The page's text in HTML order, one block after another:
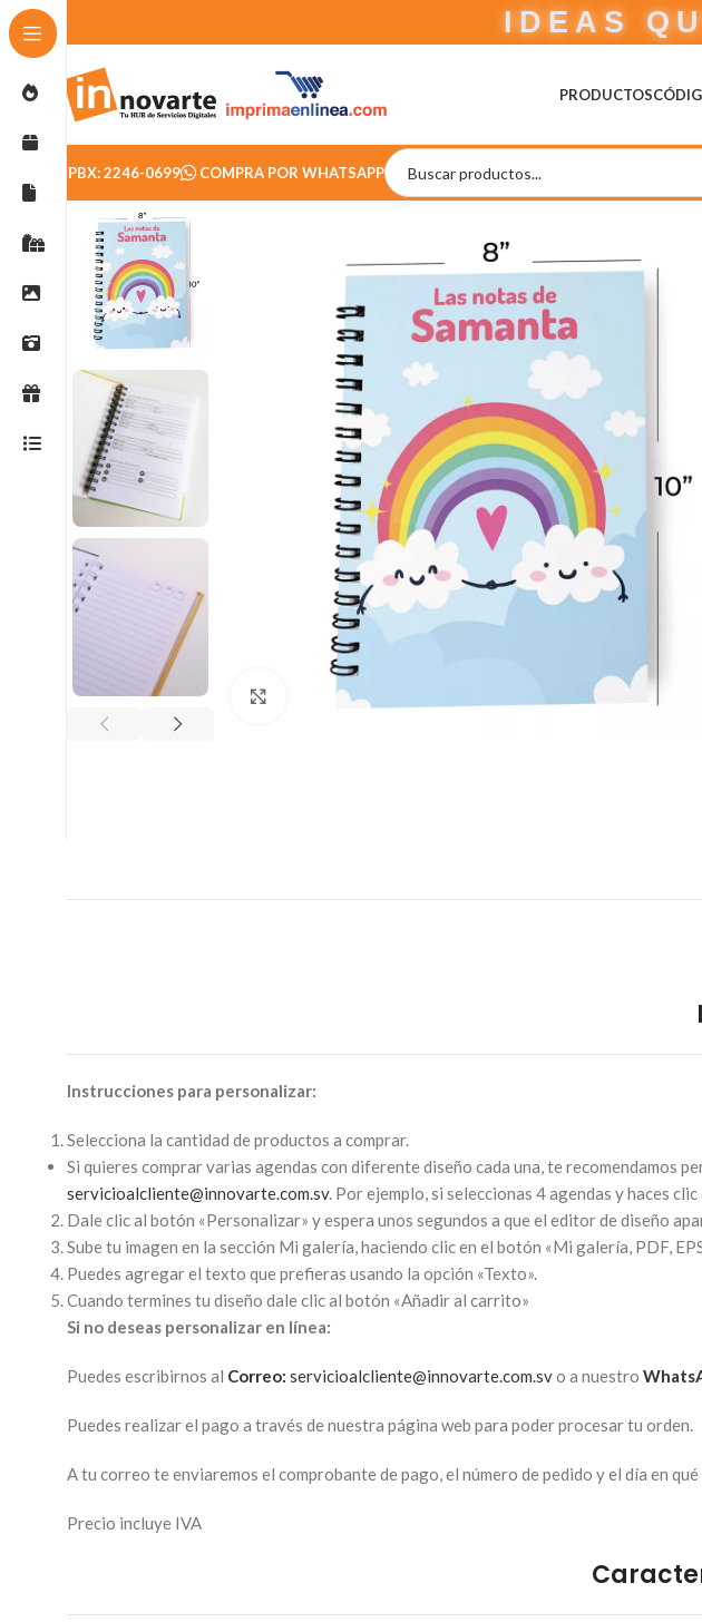
IDEAS
PRODUCTOS
PBX: 2246-0699 COMPRA POR WHATSAPP
Clic para ampliar
Instrucciones para personalizar:
Selecciona la cantidad de productos a comprar.
Si quieres comprar varias agendas con diferente diseño cada una, te recomendamos
servicioalcliente@innovarte.com.sv. Por ejemplo, si seleccionas 4 agendas y haces
Dale clic al botón «Personalizar» y espera unos segundos a que el editor de diseño
Sube tu imagen en la sección Mi galería, haciendo clic en el botón «Mi galería, PDF,
Puedes agregar el texto que prefieras usando la opción «Texto».
Cuando termines tu diseño dale clic al botón «Añadir al carrito»
Si no deseas personalizar en línea:
Puedes escribirnos al Correo: servicioalcliente@innovarte.com.svo a nuestro
Puedes realizar el pago a través de nuestra página web para poder procesar tu orden.
A tu correo te enviaremos el comprobante de pago, el número de pedido y el día en
Precio incluye IVA